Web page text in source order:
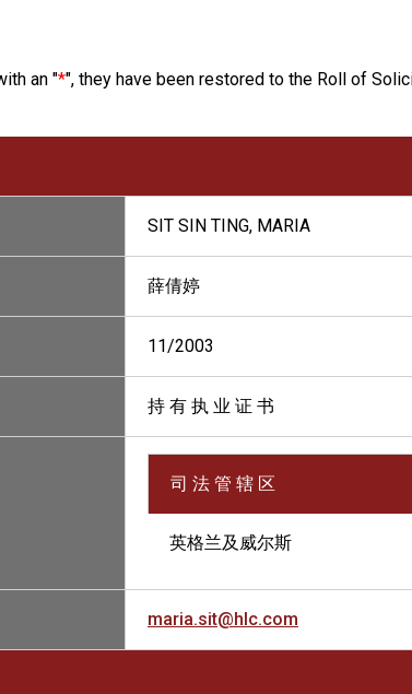
an "*", they have been restored to the Roll of
SIT SIN TING, MARIA
薛倩婷
11/2003
持 有 执 业 证 书
司 法 管 辖 区
英格兰及威尔斯
maria.sit@hlc.com